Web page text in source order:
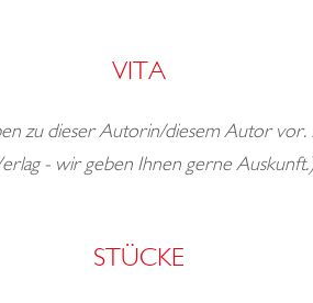
VITA
zu dieser Autorin/diesem Autor vor.
- wir geben Ihnen gerne
STÜCKE